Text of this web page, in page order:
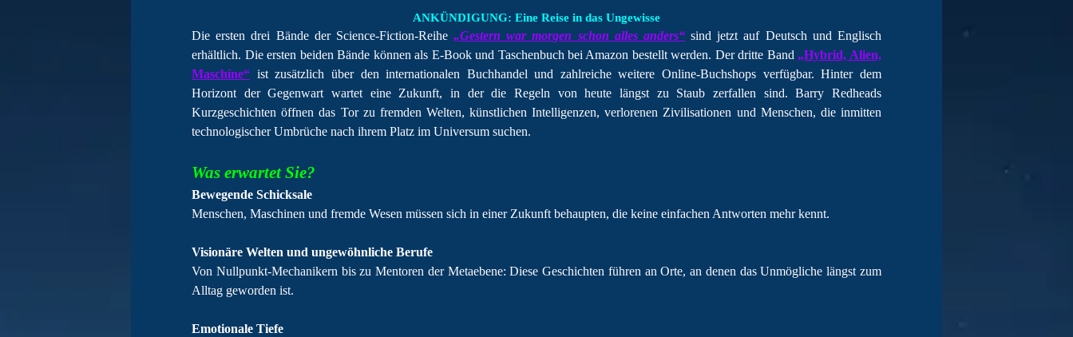
ANKÜNDIGUNG: Eine Reise in das Ungewisse
Die ersten drei Bände der Science-Fiction-Reihe„Gestern war morgen schon alles anders“sind jetzt auf Deutsch und Englisch
erhältlich. Die ersten beiden Bände können als E-Book und Taschenbuch bei Amazon bestellt werden. Der dritte Band „Hybrid, Alien,
Maschine“ ist zusätzlich über den internationalen Buchhandel und zahlreiche weitere Online-Buchshops verfügbar.Hinter dem
Horizont der Gegenwart wartet eine Zukunft, in der die Regeln von heute längst zu Staub zerfallen sind. Barry Redheads
Kurzgeschichten öffnen das Tor zu fremden Welten, künstlichen Intelligenzen, verlorenen Zivilisationen und Menschen, die inmitten
technologischer Umbrüche nach ihrem Platz im Universum suchen.
Was erwartet Sie?
Bewegende Schicksale
Menschen, Maschinen und fremde Wesen müssen sich in einer Zukunft behaupten, die keine einfachen Antworten mehr kennt.
Visionäre Welten und ungewöhnliche Berufe
Von Nullpunkt-Mechanikern bis zu Mentoren der Metaebene: Diese Geschichten führen an Orte, an denen das Unmögliche längst zum
Alltag geworden ist.
Emotionale Tiefe